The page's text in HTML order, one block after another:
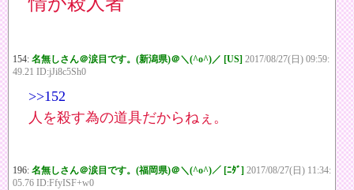
154: 名無しさん＠涙目です。(新潟県)＠＼(^o^)／ [US] 2017/08/27(日) 09:59:
49.21 ID:jJi8c5Sh0
>>152
人を殺す為の道具だからねぇ。
196: 名無しさん＠涙目です。(福岡県)＠＼(^o^)／ [ﾆﾀﾞ] 2017/08/27(日) 11:34:
05.76 ID:FfyISF+w0